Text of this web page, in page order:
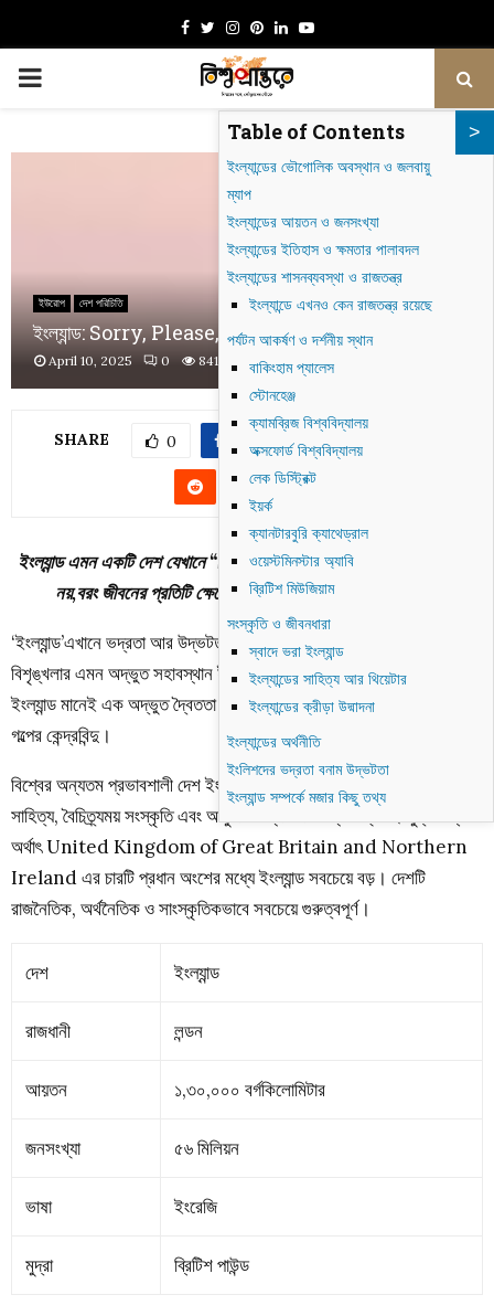
Facebook
TwitterInstagram
Pinterest
LinkedinYoutube
PRIMARY
ইউরোপ দেশ পরিচিতি
ইংল্যান্ড: Sorry, Please, ও Thank you এর দেশ!
April 10, 2025 0 841
SHARE 0
ইংল্যান্ড এমন একটি দেশ যেখানে “Sorry” শব্দটি শুধুমাত্র দুঃখ প্রকাশের জন্য
নয়,বরং জীবনের প্রতিটি ক্ষেত্রে ব্যবহারযোগ্য একটি বহুমুখী অস্ত্র।
‘ইংল্যান্ড’এখানে ভদ্রতা আর উদ্ভটতা একে অপরকে হাত ধরে চলে। ভদ্রতা আর
বিশৃঙ্খলার এমন অদ্ভুত সহাবস্থান ইংল্যান্ড ছাড়া পৃথিবীর আর কোথাও নেই।
ইংল্যান্ড মানেই এক অদ্ভুত দ্বৈততা। আর সেই ইংল্যান্ডই আমাদের আজকের
গল্পের কেন্দ্রবিন্দু।
বিশ্বের অন্যতম প্রভাবশালী দেশ ইংল্যান্ড, যা তার রাজকীয় ঐতিহ্য, সমৃদ্ধ
সাহিত্য, বৈচিত্র্যময় সংস্কৃতি এবং আধুনিক উন্নয়নের জন্য বিখ্যাত। যুক্তরাজ্য
অর্থাৎ United Kingdom of Great Britain and Northern
Ireland এর চারটি প্রধান অংশের মধ্যে ইংল্যান্ড সবচেয়ে বড়। দেশটি
রাজনৈতিক, অর্থনৈতিক ও সাংস্কৃতিকভাবে সবচেয়ে গুরুত্বপূর্ণ।
দেশ ইংল্যান্ড
রাজধানী লন্ডন
আয়তন ১,৩০,০০০ বর্গকিলোমিটার
জনসংখ্যা ৫৬ মিলিয়ন
ভাষা ইংরেজি
মুদ্রা ব্রিটিশ পাউন্ড
Table of Contents
ইংল্যান্ডের ভৌগোলিক অবস্থান ও জলবায়ু
ম্যাপ
ইংল্যান্ডের আয়তন ও জনসংখ্যা
ইংল্যান্ডের ইতিহাস ও ক্ষমতার পালাবদল
ইংল্যান্ডের শাসনব্যবস্থা ও রাজতন্ত্র
ইংল্যান্ডে এখনও কেন রাজতন্ত্র রয়েছে
পর্যটন আকর্ষণ ও দর্শনীয় স্থান
বাকিংহাম প্যালেস
স্টোনহেঞ্জ
ক্যামব্রিজ বিশ্ববিদ্যালয়
অক্সফোর্ড বিশ্ববিদ্যালয়
লেক ডিস্ট্রিক্ট
ইয়র্ক
ক্যানটারবুরি ক্যাথেড্রাল
ওয়েস্টমিনস্টার অ্যাবি
ব্রিটিশ মিউজিয়াম
সংস্কৃতি ও জীবনধারা
স্বাদে ভরা ইংল্যান্ড
ইংল্যান্ডের সাহিত্য আর থিয়েটার
ইংল্যান্ডের ক্রীড়া উদ্মাদনা
ইংল্যান্ডের অর্থনীতি
ইংলিশদের ভদ্রতা বনাম উদ্ভটতা
ইংল্যান্ড সম্পর্কে মজার কিছু তথ্য